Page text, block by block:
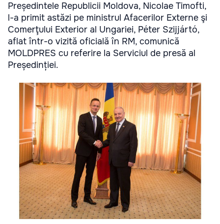
Președintele Republicii Moldova, Nicolae Timofti,
l-a primit astăzi pe ministrul Afacerilor Externe şi
Comerţului Exterior al Ungariei, Péter Szijjártó,
aflat într-o vizită oficială în RM, comunică
MOLDPRES cu referire la Serviciul de presă al
Președinției.